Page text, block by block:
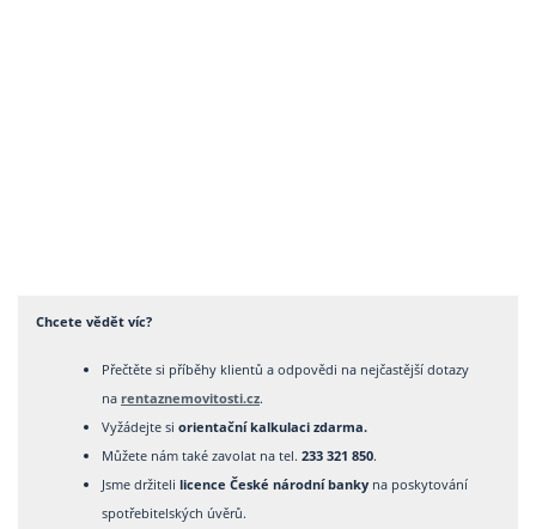
Chcete vědět víc?
Přečtěte si příběhy klientů a odpovědi na nejčastější dotazy
na rentaznemovitosti.cz.
Vyžádejte si orientační kalkulaci zdarma.
Můžete nám také zavolat na tel. 233 321 850.
Jsme držiteli licence České národní banky na poskytování
spotřebitelských úvěrů.